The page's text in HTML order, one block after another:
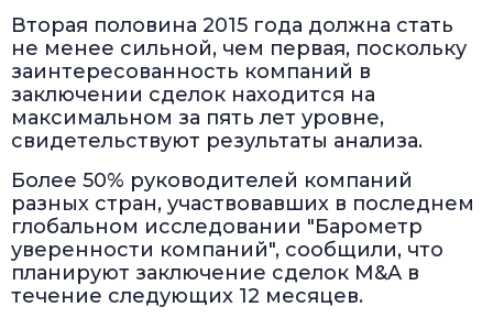
Вторая половина 2015 года должна стать
не менее сильной, чем первая, поскольку
заинтересованность компаний в
заключении сделок находится на
максимальном за пять лет уровне,
свидетельствуют результаты анализа.
Более 50% руководителей компаний
разных стран, участвовавших в последнем
глобальном исследовании "Барометр
уверенности компаний", сообщили, что
планируют заключение сделок M&A в
течение следующих 12 месяцев.